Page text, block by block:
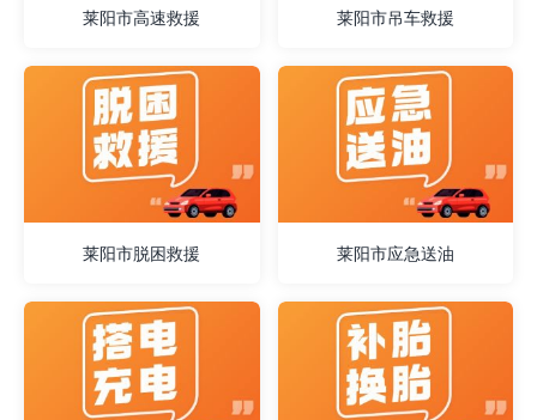
莱阳市高速救援 莱阳市吊车救援
莱阳市脱困救援 莱阳市应急送油